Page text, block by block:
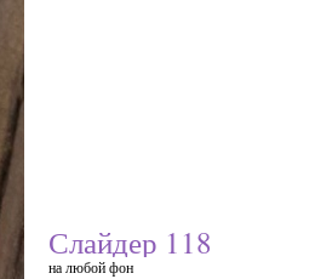
Слайдер 118
на любой фон